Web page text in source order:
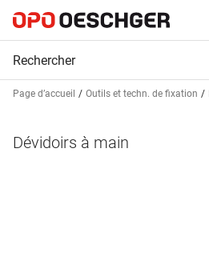
Page d’accueil Outils et techn. de fixation
Dévidoirs à main